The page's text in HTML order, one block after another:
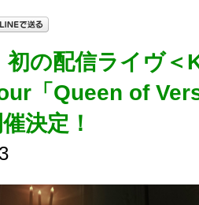
初の配信ライヴ
「Queen of
決定！